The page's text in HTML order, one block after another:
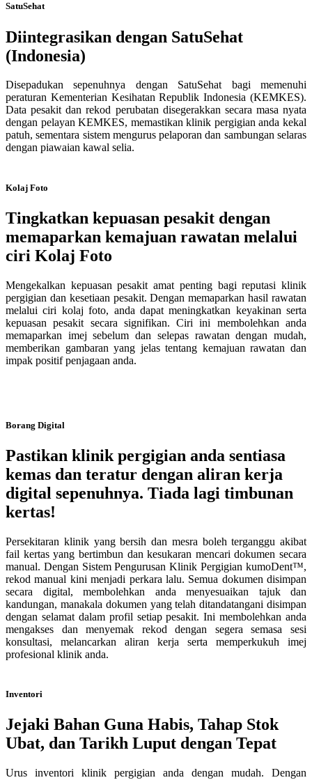
SatuSehat
Diintegrasikan dengan SatuSehat
(Indonesia)
Disepadukan sepenuhnya dengan SatuSehat bagi memenuhi
peraturan Kementerian Kesihatan Republik Indonesia (KEMKES).
Data pesakit dan rekod perubatan disegerakkan secara masa nyata
dengan pelayan KEMKES, memastikan klinik pergigian anda kekal
patuh, sementara sistem mengurus pelaporan dan sambungan selaras
dengan piawaian kawal selia.
Kolaj Foto
Tingkatkan kepuasan pesakit dengan
memaparkan kemajuan rawatan melalui
ciri Kolaj Foto
Mengekalkan kepuasan pesakit amat penting bagi reputasi klinik
pergigian dan kesetiaan pesakit. Dengan memaparkan hasil rawatan
melalui ciri kolaj foto, anda dapat meningkatkan keyakinan serta
kepuasan pesakit secara signifikan. Ciri ini membolehkan anda
memaparkan imej sebelum dan selepas rawatan dengan mudah,
memberikan gambaran yang jelas tentang kemajuan rawatan dan
impak positif penjagaan anda.
Borang Digital
Pastikan klinik pergigian anda sentiasa
kemas dan teratur dengan aliran kerja
digital sepenuhnya. Tiada lagi timbunan
kertas!
Persekitaran klinik yang bersih dan mesra boleh terganggu akibat
fail kertas yang bertimbun dan kesukaran mencari dokumen secara
manual. Dengan Sistem Pengurusan Klinik Pergigian kumoDent™,
rekod manual kini menjadi perkara lalu. Semua dokumen disimpan
secara digital, membolehkan anda menyesuaikan tajuk dan
kandungan, manakala dokumen yang telah ditandatangani disimpan
dengan selamat dalam profil setiap pesakit. Ini membolehkan anda
mengakses dan menyemak rekod dengan segera semasa sesi
konsultasi, melancarkan aliran kerja serta memperkukuh imej
profesional klinik anda.
Inventori
Jejaki Bahan Guna Habis, Tahap Stok
Ubat, dan Tarikh Luput dengan Tepat
Urus inventori klinik pergigian anda dengan mudah. Dengan